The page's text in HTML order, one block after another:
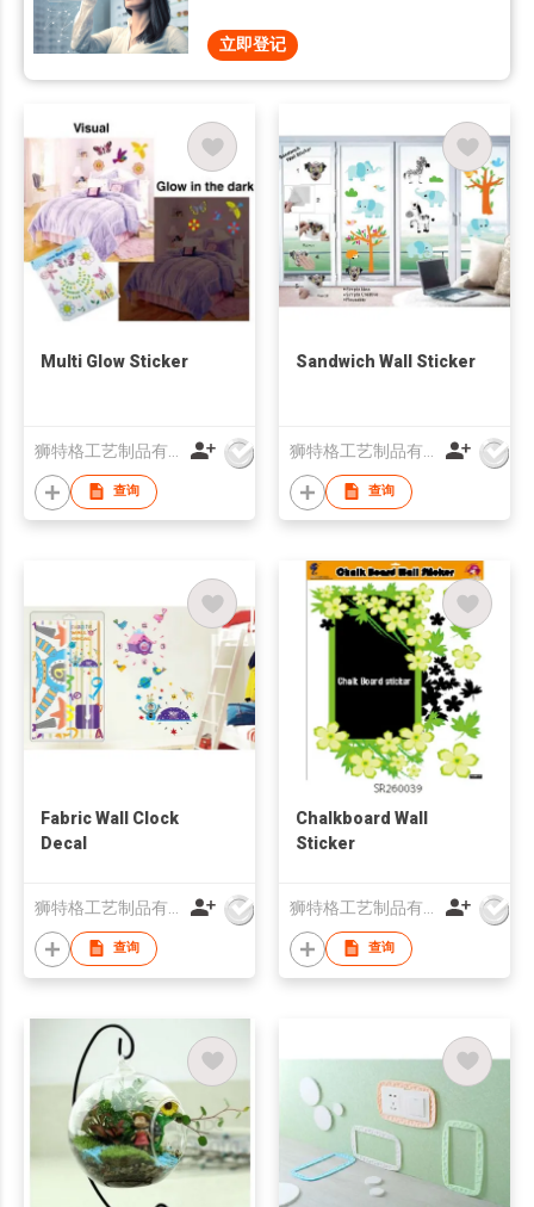
立即登记
Multi Glow Sticker
查询
Sandwich Wall Sticker
查询
Fabric Wall Clock
Decal
查询
Chalkboard Wall
Sticker
查询